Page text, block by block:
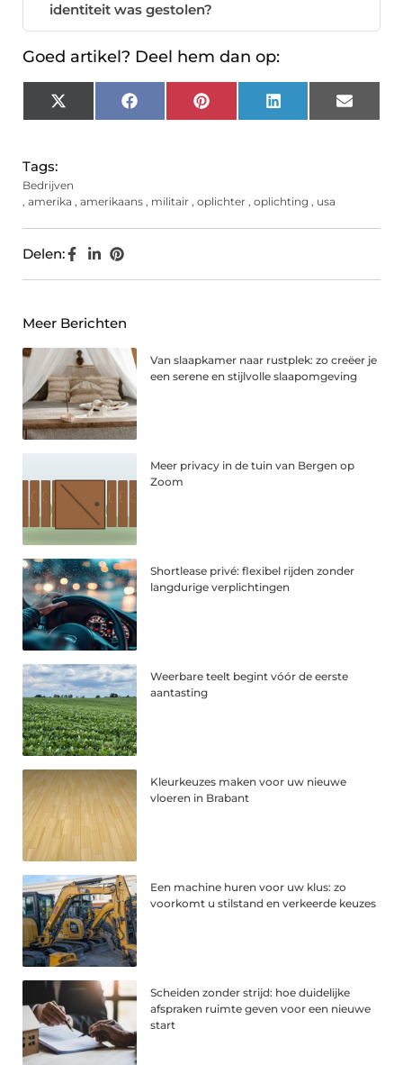
identiteit was gestolen?
Goed artikel? Deel hem dan op:
X
(Twitter)
FacebookPinterest LinkedIn Email
Tags:
Bedrijven
, amerika , amerikaans , militair , oplichter , oplichting , usa
Delen:
Meer Berichten
Van slaapkamer naar rustplek: zo creëer je
een serene en stijlvolle slaapomgeving
Meer privacy in de tuin van Bergen op
Zoom
Shortlease privé: flexibel rijden zonder
langdurige verplichtingen
Weerbare teelt begint vóór de eerste
aantasting
Kleurkeuzes maken voor uw nieuwe
vloeren in Brabant
Een machine huren voor uw klus: zo
voorkomt u stilstand en verkeerde keuzes
Scheiden zonder strijd: hoe duidelijke
afspraken ruimte geven voor een nieuwe
start